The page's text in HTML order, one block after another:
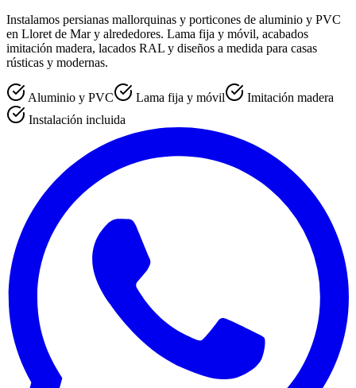
Instalamos persianas mallorquinas y porticones de aluminio y PVC
en Lloret de Mar y alrededores. Lama fija y móvil, acabados
imitación madera, lacados RAL y diseños a medida para casas
rústicas y modernas.
Aluminio y PVC Lama fija y móvil
Imitación madera
Instalación incluida